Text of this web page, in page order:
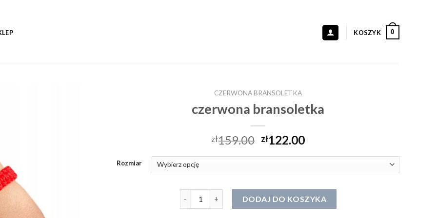
KOSZYK 0
CZERWONA BRANSOLETKA
czerwona bransoletka
zł159.00 zł122.00
Rozmiar
DODAJ DO KOSZYKA